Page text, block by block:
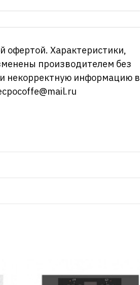
офертой. Характеристики,
производителем без
некорректную информацию в